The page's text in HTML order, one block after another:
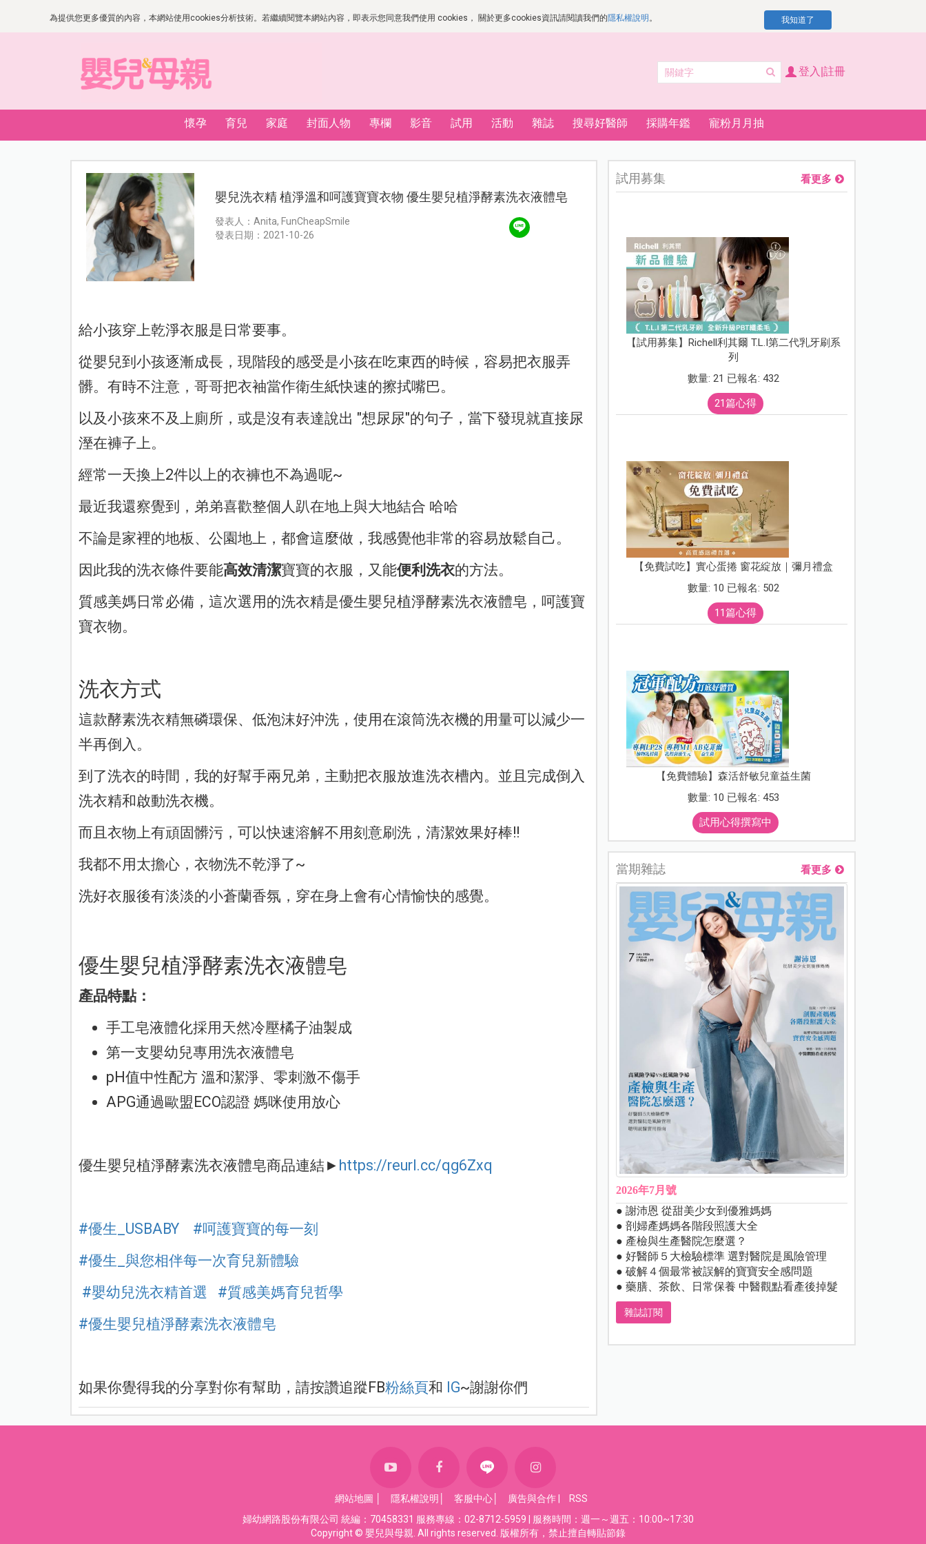
為提供您更多優質的內容，本網站使用cookies分析技術。若繼續閱覽本網站內容，即表示您同意我們使用 cookies， 關於更多cookies資訊請閱讀我們的隱私權說明 。 我知道了
登入|註冊
懷孕 育兒 家庭 封面人物 專欄 影音 試用 活動 雜誌 搜尋好醫師 採購年鑑 寵粉月月抽
嬰兒洗衣精 植淨溫和呵護寶寶衣物 優生嬰兒植淨酵素洗衣液體皂
發表人：Anita, FunCheapSmile
發表日期：2021-10-26
給小孩穿上乾淨衣服是日常要事。
從嬰兒到小孩逐漸成長，現階段的感受是小孩在吃東西的時候，容易把衣服弄
髒。有時不注意，哥哥把衣袖當作衛生紙快速的擦拭嘴巴。
以及小孩來不及上廁所，或是沒有表達說出 "想尿尿"的句子，當下發現就直接尿
溼在褲子上。
經常一天換上2件以上的衣褲也不為過呢~
最近我還察覺到，弟弟喜歡整個人趴在地上與大地結合 哈哈
不論是家裡的地板、公園地上，都會這麼做，我感覺他非常的容易放鬆自己。
因此我的洗衣條件要能高效清潔寶寶的衣服，又能便利洗衣的方法。
質感美媽日常必備，這次選用的洗衣精是優生嬰兒植淨酵素洗衣液體皂，呵護寶
寶衣物。
洗衣方式
這款酵素洗衣精無磷環保、低泡沫好沖洗，使用在滾筒洗衣機的用量可以減少一
半再倒入。
到了洗衣的時間，我的好幫手兩兄弟，主動把衣服放進洗衣槽內。並且完成倒入
洗衣精和啟動洗衣機。
而且衣物上有頑固髒污，可以快速溶解不用刻意刷洗，清潔效果好棒!!
我都不用太擔心，衣物洗不乾淨了~
洗好衣服後有淡淡的小蒼蘭香氛，穿在身上會有心情愉快的感覺。
優生嬰兒植淨酵素洗衣液體皂
產品特點：
手工皂液體化採用天然冷壓橘子油製成
第一支嬰幼兒專用洗衣液體皂
pH值中性配方 溫和潔淨、零刺激不傷手
APG通過歐盟ECO認證 媽咪使用放心
優生嬰兒植淨酵素洗衣液體皂商品連結► https://reurl.cc/qg6Zxq
#優生_USBABY
#呵護寶寶的每一刻
#優生_與您相伴每一次育兒新體驗
#嬰幼兒洗衣精首選
#質感美媽育兒哲學
#優生嬰兒植淨酵素洗衣液體皂
如果你覺得我的分享對你有幫助，請按讚追蹤FB粉絲頁和 IG~謝謝你們
試用募集 看更多
【試用募集】Richell利其爾 T.L.I第二代乳牙刷系
列
數量: 21 已報名: 432
21篇心得
【免費試吃】實心蛋捲 窗花綻放｜彌月禮盒
數量: 10 已報名: 502
11篇心得
【免費體驗】森活舒敏兒童益生菌
數量: 10 已報名: 453
試用心得撰寫中
當期雜誌 看更多
2026年7月號
● 謝沛恩 從甜美少女到優雅媽媽
● 剖婦產媽媽各階段照護大全
● 產檢與生產醫院怎麼選？
● 好醫師５大檢驗標準 選對醫院是風險管理
● 破解４個最常被誤解的寶寶安全感問題
● 藥膳、茶飲、日常保養 中醫觀點看產後掉髮
雜誌訂閱
網站地圖 隱私權說明 客服中心 廣告與合作|
RSS
婦幼網路股份有限公司 統編：70458331 服務專線：02-8712-5959 | 服務時間：週一～週五：10:00~17:30
Copyright © 嬰兒與母親. All rights reserved. 版權所有，禁止擅自轉貼節錄